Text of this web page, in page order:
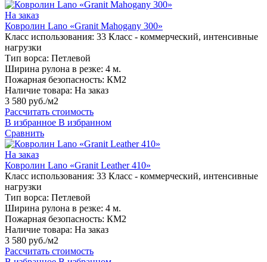
На заказ
Ковролин Lano «Granit Mahogany 300»
Класс использования: 33 Класс - коммерческий, интенсивные
нагрузки
Тип ворса: Петлевой
Ширина рулона в резке: 4 м.
Пожарная безопасность: КМ2
Наличие товара: На заказ
3 580 руб./м2
Рассчитать стоимость
В избранное В избранном
Сравнить
На заказ
Ковролин Lano «Granit Leather 410»
Класс использования: 33 Класс - коммерческий, интенсивные
нагрузки
Тип ворса: Петлевой
Ширина рулона в резке: 4 м.
Пожарная безопасность: КМ2
Наличие товара: На заказ
3 580 руб./м2
Рассчитать стоимость